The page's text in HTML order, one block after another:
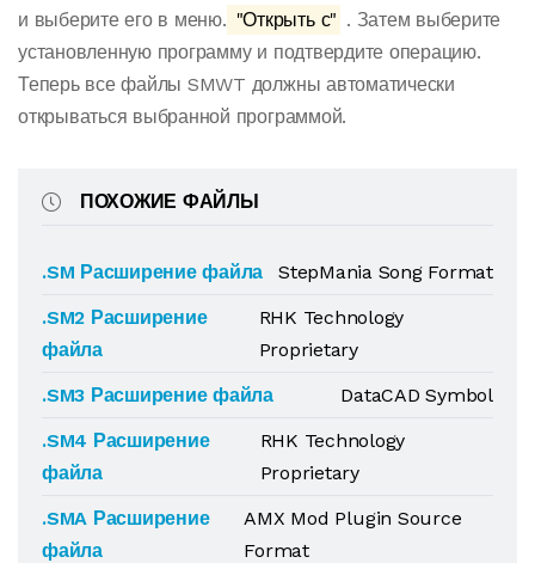
и выберите его в меню. "Открыть с" . Затем выберите
установленную программу и подтвердите операцию.
Теперь все файлы SMWT должны автоматически
открываться выбранной программой.
ПОХОЖИЕ ФАЙЛЫ
.SM Расширение файла
StepMania Song Format
.SM2 Расширение
файла
RHK Technology
Proprietary
.SM3 Расширение файла
DataCAD Symbol
.SM4 Расширение
файла
RHK Technology
Proprietary
.SMA Расширение
файла
AMX Mod Plugin Source
Format